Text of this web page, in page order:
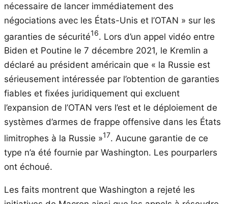
nécessaire de lancer immédiatement des
négociations avec les États-Unis et l’OTAN » sur les
garanties de sécurité16. Lors d’un appel vidéo entre
Biden et Poutine le 7 décembre 2021, le Kremlin a
déclaré au président américain que « la Russie est
sérieusement intéressée par l’obtention de garanties
fiables et fixées juridiquement qui excluent
l’expansion de l’OTAN vers l’est et le déploiement de
systèmes d’armes de frappe offensive dans les États
limitrophes à la Russie »17. Aucune garantie de ce
type n’a été fournie par Washington. Les pourparlers
ont échoué.
Les faits montrent que Washington a rejeté les